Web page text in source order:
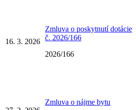
16. 3. 2026
Zmluva o poskytnutí dotácie
č. 2026/166
2026/166
Zmluva o nájme bytu